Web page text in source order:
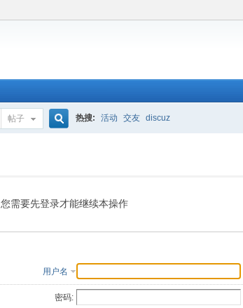
帖子
索
热搜: 活动 交友 discuz
您需要先登录才能继续本操作
用户名
密码: